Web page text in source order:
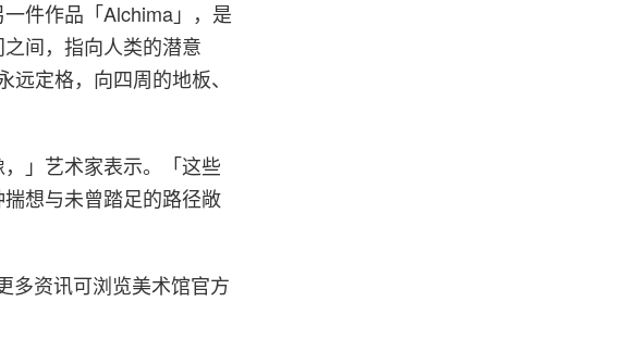
件作品「Alchima」，是
间，指向人类的潜意
定格，向四周的地板、
」艺术家表示。「这些
想与未曾踏足的路径敞
多资讯可浏览美术馆官方